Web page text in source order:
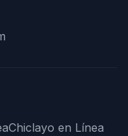
Chiclayo en Línea